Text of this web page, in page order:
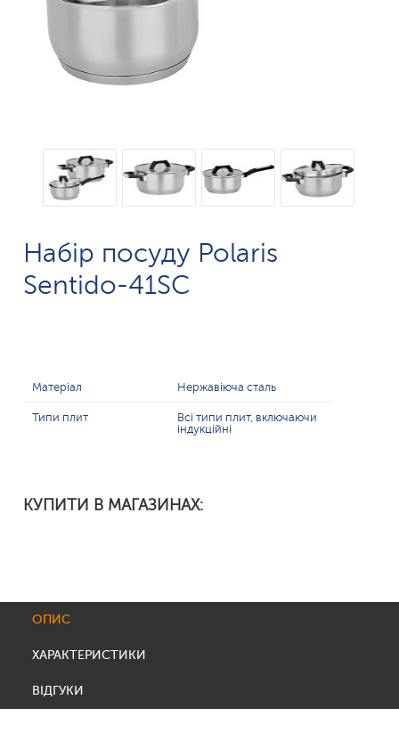
Набір посуду Polaris
Sentido-41SC
Матеріал Нержавіюча сталь
Типи плит
Всі типи плит, включаючи
індукційні
КУПИТИ В МАГАЗИНАХ:
ОПИС
ХАРАКТЕРИСТИКИ
ВІДГУКИ